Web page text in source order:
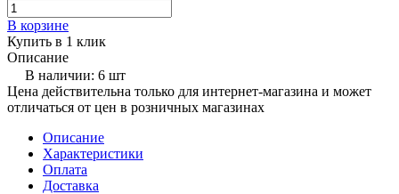
В корзине
Купить в 1 клик
Описание
В наличии: 6 шт
Цена действительна только для интернет-магазина и может
отличаться от цен в розничных магазинах
Описание
Характеристики
Оплата
Доставка